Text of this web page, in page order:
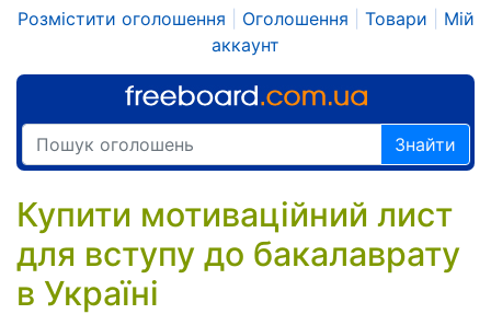
Розмістити оголошення Оголошення Товари
Мій
аккаунт
Знайти
Купити мотиваційний лист
для вступу до бакалаврату
в Україні